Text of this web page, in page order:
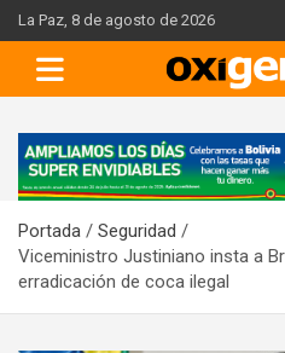
Skip
to
content
La Paz, 8 de agosto de 2026
A
d
e
r
t
Portada
Seguridad
Viceministro Justiniano insta a
erradicación de coca ilegal